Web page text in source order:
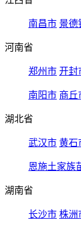
南昌市 景德
河南省
郑州市 开封
南阳市 商丘
湖北省
武汉市 黄石
恩施土家族
湖南省
长沙市 株洲